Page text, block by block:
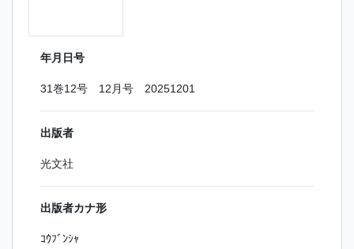
年月日号
31巻12号 12月号 20251201
出版者
光文社
出版者カナ形
ｺｳﾌﾞﾝｼｬ